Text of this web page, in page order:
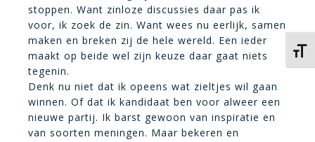
stoppen. Want zinloze discussies daar pas ik
voor, ik zoek de zin. Want wees nu eerlijk, samen
maken en breken zij de hele wereld. Een ieder
maakt op beide wel zijn keuze daar gaat niets
tegenin.
Denk nu niet dat ik opeens wat zieltjes wil gaan
winnen. Of dat ik kandidaat ben voor alweer een
nieuwe partij. Ik barst gewoon van inspiratie en
van soorten meningen. Maar bekeren en